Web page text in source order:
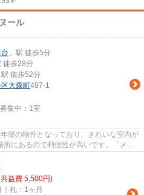
ール
」駅 徒歩5分
徒歩28分
駅 徒歩52分
大森町497-1
集中： 1室
築の物件となっており、きれいな室内が
にあるので利便性が高いです。「メゾ
益費 5,500円)
｜礼：1ヶ月